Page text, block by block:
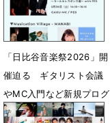
「日比谷音楽祭2026」開
催迫る ギタリスト会議
やMC入門など新規プログ
ラム発表